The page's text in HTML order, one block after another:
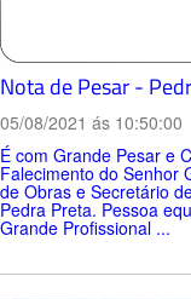
Nota de Pesar -
05/08/2021 ás 10:50:00
É com Grande Pesar e
Falecimento do Senhor
de Obras e Secretário
Pedra Preta. Pessoa
Grande Profissional ...